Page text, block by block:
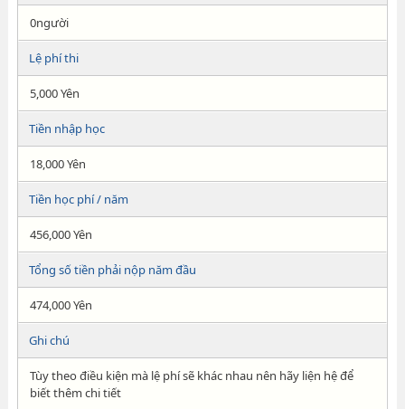
0người
Lệ phí thi
5,000 Yên
Tiền nhập học
18,000 Yên
Tiền học phí / năm
456,000 Yên
Tổng số tiền phải nộp năm đầu
474,000 Yên
Ghi chú
Tùy theo điều kiện mà lệ phí sẽ khác nhau nên hãy liện hệ để
biết thêm chi tiết